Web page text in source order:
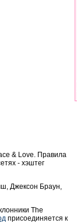
& Love. Правила
- хэштег
Джексон Браун,
The
присоединяется к